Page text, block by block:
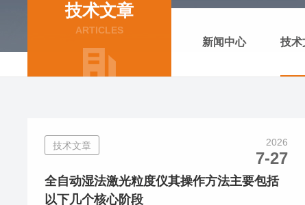
技术文章
ARTICLES
新闻中心 技术
技术文章 2026
7-27
全自动湿法激光粒度仪其操作方法主要包括
以下几个核心阶段